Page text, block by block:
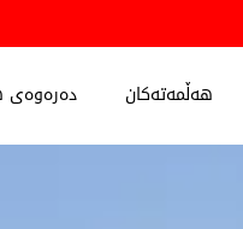
دەرەوەی هەڵمەتەکان